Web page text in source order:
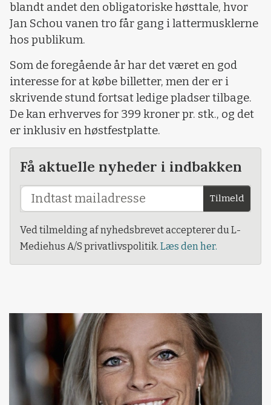
blandt andet den obligatoriske høsttale, hvor
Jan Schou vanen tro får gang i lattermusklerne
hos publikum.
Som de foregående år har det været en god
interesse for at købe billetter, men der er i
skrivende stund fortsat ledige pladser tilbage.
De kan erhverves for 399 kroner pr. stk., og det
er inklusiv en høstfestplatte.
Få aktuelle nyheder i indbakken
Tilmeld
Ved tilmelding af nyhedsbrevet accepterer du L-
Mediehus A/S privatlivspolitik. Læs den her.